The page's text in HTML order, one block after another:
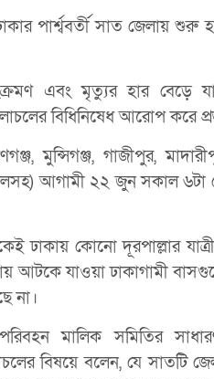
পার্শ্ববর্তী সাত জেলায়
এবং মৃত্যুর হার বেড়ে
চলাচলের বিধিনিষেধ আরোপ
মুন্সিগঞ্জ, গাজীপুর,
আগামী ২২ জুন সকাল
ঢাকায় কোনো দূরপাল্লার
আটকে যাওয়া ঢাকাগামী
না।
মালিক সমিতির
বিষয়ে বলেন, যে